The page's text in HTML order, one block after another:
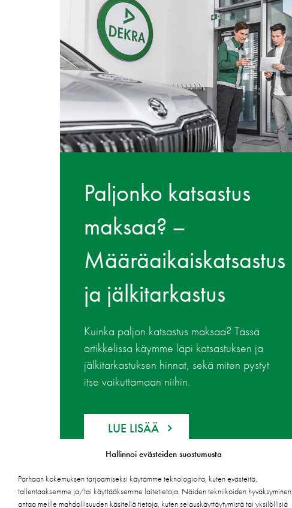
Hallinnoi evästeiden suostumusta
Parhaan kokemuksen tarjoamiseksi käytämme teknologioita, kuten evästeitä,
tallentaaksemme ja/tai käyttääksemme laitetietoja. Näiden tekniikoiden hyväksyminen
antaa meille mahdollisuuden käsitellä tietoja, kuten selauskäyttäytymistä tai yksilöllisiä
Paljonko katsastus
maksaa? –
Määräaikaiskatsastus
ja jälkitarkastus
Kuinka paljon katsastus maksaa? Tässä
artikkelissa käymme läpi katsastuksen ja
jälkitarkastuksen hinnat, sekä miten pystyt
itse vaikuttamaan niihin.
LUE LISÄÄ